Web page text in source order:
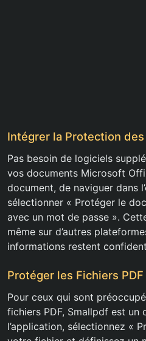
Intégrer la Protection
Pas besoin de logiciels
vos documents Microsoft
document, de naviguer dans
sélectionner « Protéger le
avec un mot de passe ».
même sur d’autres
informations restent
Protéger les Fichiers
Pour ceux qui sont
fichiers PDF, Smallpdf est un
l’application, sélectionnez «